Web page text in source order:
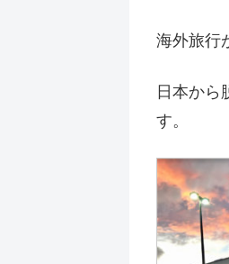
海外旅行
日本から
す。